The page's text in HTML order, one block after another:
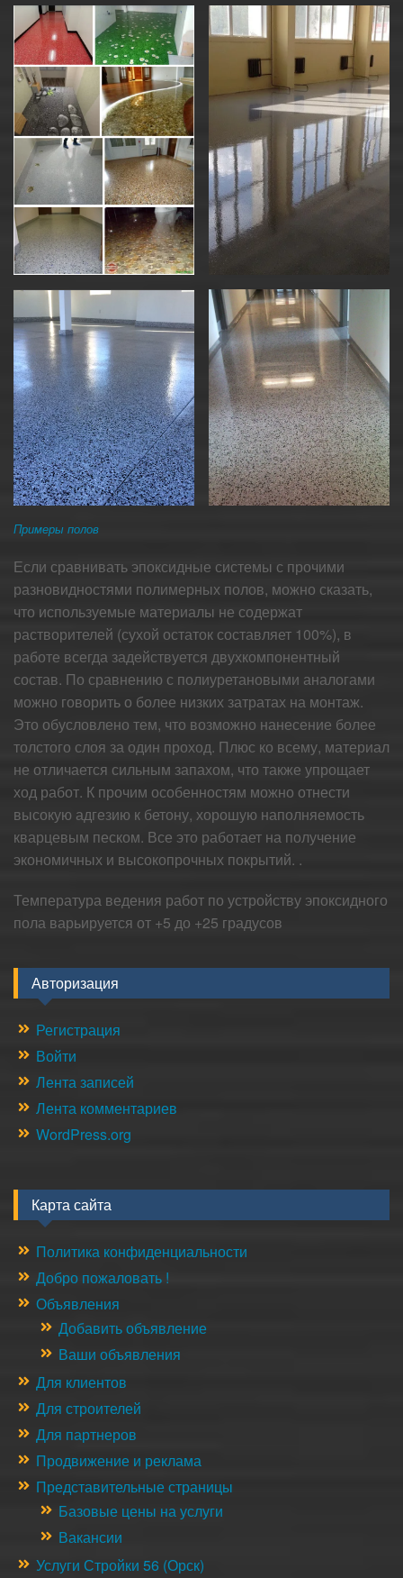
Примеры полов
Если сравнивать эпоксидные системы с прочими
разновидностями полимерных полов, можно сказать,
что используемые материалы не содержат
растворителей (сухой остаток составляет 100%), в
работе всегда задействуется двухкомпонентный
состав. По сравнению с полиуретановыми аналогами
можно говорить о более низких затратах на монтаж.
Это обусловлено тем, что возможно нанесение более
толстого слоя за один проход. Плюс ко всему, материал
не отличается сильным запахом, что также упрощает
ход работ. К прочим особенностям можно отнести
высокую адгезию к бетону, хорошую наполняемость
кварцевым песком. Все это работает на получение
экономичных и высокопрочных покрытий. .
Температура ведения работ по устройству эпоксидного
пола варьируется от +5 до +25 градусов
Авторизация
Регистрация
Войти
Лента записей
Лента комментариев
WordPress.org
Карта сайта
Политика конфиденциальности
Добро пожаловать !
Объявления
Добавить объявление
Ваши объявления
Для клиентов
Для строителей
Для партнеров
Продвижение и реклама
Представительные страницы
Базовые цены на услуги
Вакансии
Услуги Стройки 56 (Орск)